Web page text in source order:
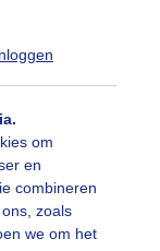
om
en
combineren
zoals
we om het
deze pop-up